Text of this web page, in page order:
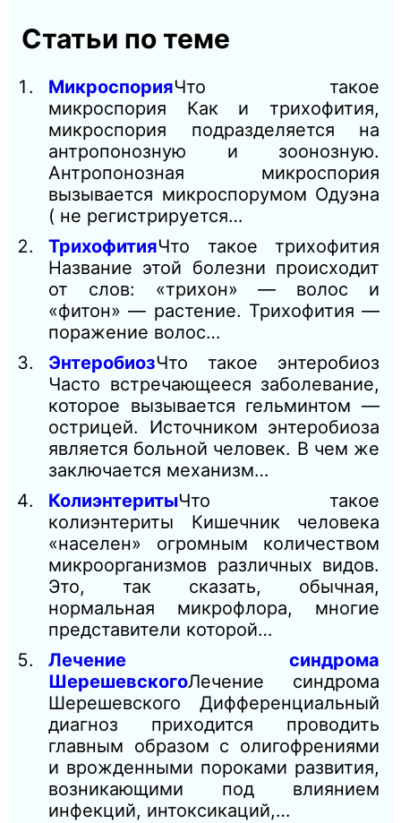
Статьи по теме
МикроспорияЧто такое
микроспория Как и трихофития,
микроспория подразделяется на
антропонозную и зоонозную.
Антропонозная микроспория
вызывается микроспорумом Одуэна
( не регистрируется…
ТрихофитияЧто такое трихофития
Название этой болезни происходит
от слов: «трихон» — волос и
«фитон» — растение. Трихофития —
поражение волос…
ЭнтеробиозЧто такое энтеробиоз
Часто встречающееся заболевание,
которое вызывается гельминтом —
острицей. Источником энтеробиоза
является больной человек. В чем же
заключается механизм…
КолиэнтеритыЧто такое
колиэнтериты Кишечник человека
«населен» огромным количеством
микроорганизмов различных видов.
Это, так сказать, обычная,
нормальная микрофлора, многие
представители которой…
Лечение синдрома
ШерешевскогоЛечение синдрома
Шерешевского Дифференциальный
диагноз приходится проводить
главным образом с олигофрениями
и врожденными пороками развития,
возникающими под влиянием
инфекций, интоксикаций,…